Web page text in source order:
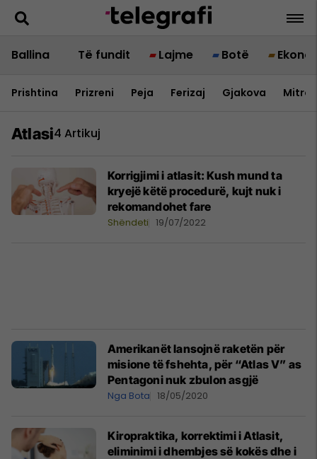
Ballina Të fundit Lajme Botë
Prishtina Prizreni Peja Ferizaj Gjakova
Atlasi4 Artikuj
Korrigjimi i atlasit: Kush mund ta
kryejë këtë procedurë, kujt nuk i
rekomandohet fare
Shëndeti 19/07/2022
Amerikanët lansojnë raketën për
misione të fshehta, për “Atlas V” as
Pentagoni nuk zbulon asgjë
Nga Bota 18/05/2020
Kiropraktika, korrektimi i Atlasit,
eliminimi i dhembjes së kokës dhe i